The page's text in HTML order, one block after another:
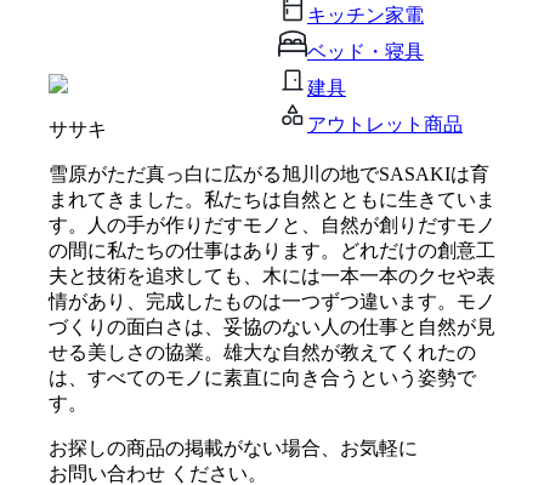
キッチン家電
ベッド・寝具
建具
アウトレット商品
ササキ
雪原がただ真っ白に広がる旭川の地でSASAKIは育
まれてきました。私たちは自然とともに生きていま
す。人の手が作りだすモノと、自然が創りだすモノ
の間に私たちの仕事はあります。どれだけの創意工
夫と技術を追求しても、木には一本一本のクセや表
情があり、完成したものは一つずつ違います。モノ
づくりの面白さは、妥協のない人の仕事と自然が見
せる美しさの協業。雄大な自然が教えてくれたの
は、すべてのモノに素直に向き合うという姿勢で
す。
お探しの商品の掲載がない場合、お気軽に
お問い合わせ ください。